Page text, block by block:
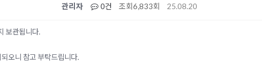
관리자 0건 조회6,833회 25.08.20
보관됩니다.
오니 참고 부탁드립니다.